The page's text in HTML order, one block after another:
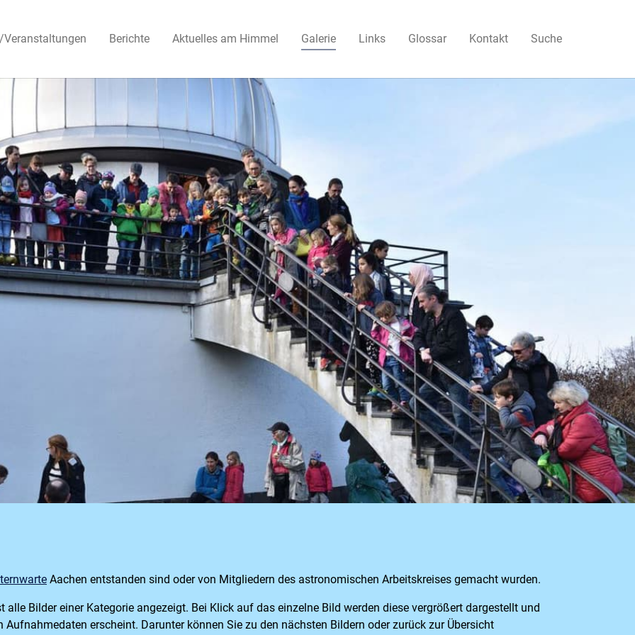
Veranstaltungen Berichte Aktuelles am Himmel Galerie(current)
Links Glossar Kontakt Suche
Aachen entstanden sind oder von Mitgliedern des astronomischen Arbeitskreises gemacht wurden.
alle Bilder einer Kategorie angezeigt. Bei Klick auf das einzelne Bild werden diese vergrößert dargestellt und
erscheint. Darunter können Sie zu den nächsten Bildern oder zurück zur Übersicht